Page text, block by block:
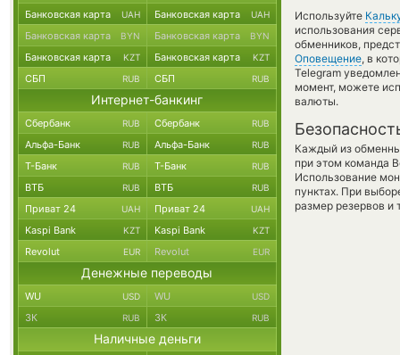
Используйте
использования
обменников,
Оповещение, в
Telegram
момент, можете
валюты.
Каждый из
при этом команда
Использование
пунктах. При
размер резервов и
Банковская карта UAH Банковская карта UAH
Банковская карта BYN Банковская карта BYN
Банковская карта KZT Банковская карта KZT
СБП RUB СБП RUB
Интернет-банкинг
Сбербанк RUB Сбербанк RUB
Альфа-Банк RUB Альфа-Банк RUB
Т-Банк RUB Т-Банк RUB
ВТБ RUB ВТБ RUB
Приват 24 UAH Приват 24 UAH
Kaspi Bank KZT Kaspi Bank KZT
Revolut EUR Revolut EUR
Денежные переводы
WU USD WU USD
ЗК RUB ЗК RUB
Наличные деньги